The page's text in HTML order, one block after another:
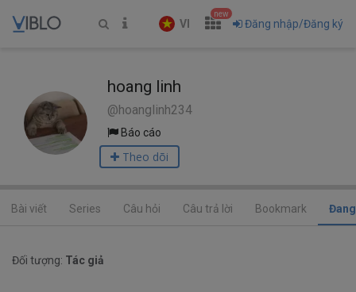
VI
new
Đăng nhập/Đăng ký
hoang linh
@hoanglinh234
Báo cáo
Theo dõi
Bài viết Series Câu hỏi Câu trả lời Bookmark
Đối tượng: Tác giả